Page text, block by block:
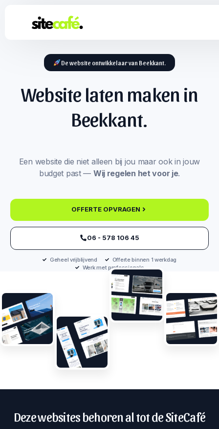
De website ontwikkelaar van Beekkant.
Website laten maken in
Beekkant.
Een website die niet alleen bij jou maar ook in jouw
budget past — Wij regelen het voor je.
OFFERTE OPVRAGEN
‪06 - 578 106 45‬
Geheel vrijblijvend
Offerte binnen 1 werkdag
Werk met professionals
Deze websites behoren al tot de SiteCafé